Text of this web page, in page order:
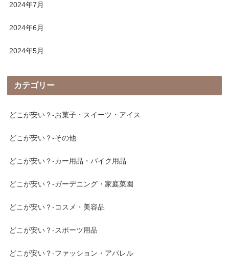
2024年7月
2024年6月
2024年5月
カテゴリー
どこが安い？-お菓子・スイーツ・アイス
どこが安い？-その他
どこが安い？-カー用品・バイク用品
どこが安い？-ガーデニング・家庭菜園
どこが安い？-コスメ・美容品
どこが安い？-スポーツ用品
どこが安い？-ファッション・アパレル